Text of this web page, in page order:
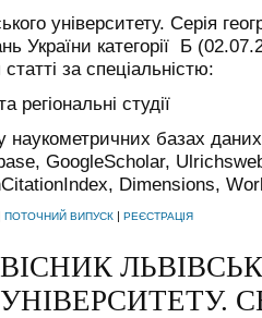
університету. Cерія
України категорії Б
за спеціальністю:
регіональні студії
наукометричних базах
, GoogleScholar,
CitationIndex, Dimensions,
ПОТОЧНИЙ ВИПУСК | РЕЄСТРАЦІЯ
ВІСНИК
УНІВЕРСИТЕТУ.